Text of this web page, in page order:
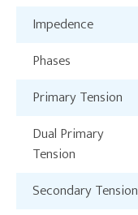
Impedence
Phases
Primary Tension
Dual Primary
Tension
Secondary Tension